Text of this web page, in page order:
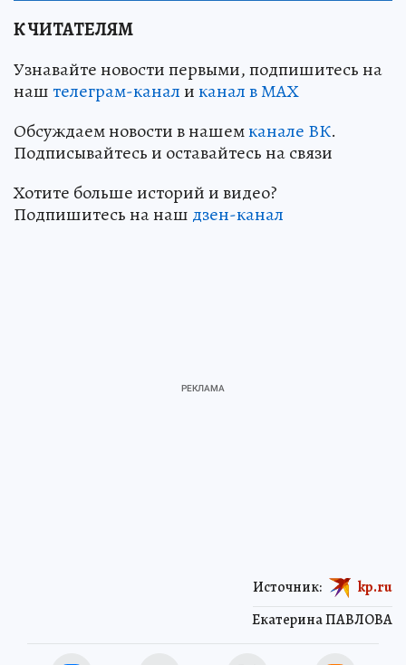
К ЧИТАТЕЛЯМ
Узнавайте новости первыми, подпишитесь на
наштелеграм-каналиканал в МАХ
Обсуждаем новости в нашемканале ВК.
Подписывайтесь и оставайтесь на связи
Хотите больше историй и видео?
Подпишитесь на наш дзен-канал
Екатерина ПАВЛОВА
Источник: kp.ru